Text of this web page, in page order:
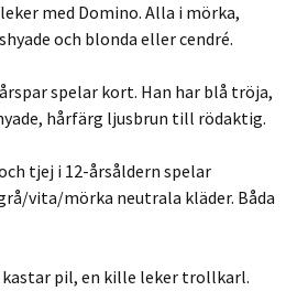
med Domino. Alla i mörka,
och blonda eller cendré.
spelar kort. Han har blå tröja,
hårfärg ljusbrun till rödaktig.
tjej i 12-årsåldern spelar
vita/mörka neutrala kläder. Båda
kastar pil, en kille leker trollkarl.